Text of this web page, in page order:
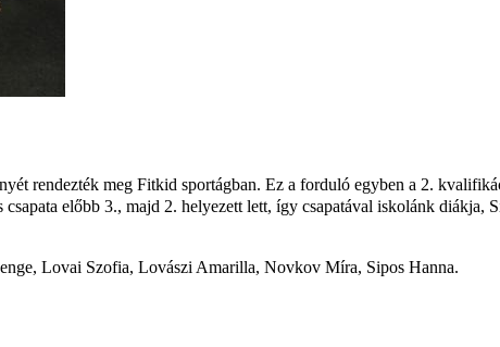
rendezték meg Fitkid sportágban. Ez a forduló egyben a 2.
előbb 3., majd 2. helyezett lett, így csapatával iskolánk diákja,
Lovai Szofia, Lovászi Amarilla, Novkov Míra, Sipos Hanna.